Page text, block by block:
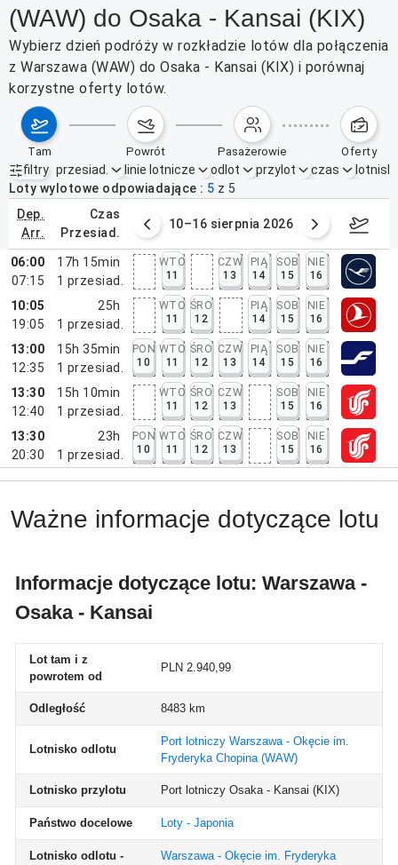
(WAW) do Osaka - Kansai (KIX)
Wybierz dzień podróży w rozkładzie lotów dla połączenia
z Warszawa (WAW) do Osaka - Kansai (KIX) i porównaj
korzystne oferty lotów.
tam powrót pasażerowie oferty
filtry
Aktywne filtry brak
przesiad. linie lotnicze odlot przylot czas
Loty wylotowe odpowiadające
5 z 5
dep.
arr.
czas
przesiad.
sierpnia 2026 10–16 sierpnia 2026
06:00
07:15
17h 15min
1 przesiad.
WTO
11
CZW
13
PIĄ
14
SOB
15
NIE
16
10:05
19:05
25h
1 przesiad.
WTO
11
ŚRO
12
PIĄ
14
SOB
15
NIE
16
13:00
12:35
15h 35min
1 przesiad.
PON
10
WTO
11
ŚRO
12
CZW
13
PIĄ
14
SOB
15
NIE
16
13:30
12:40
15h 10min
1 przesiad.
WTO
11
ŚRO
12
CZW
13
SOB
15
NIE
16
13:30
20:30
23h
1 przesiad.
PON
10
WTO
11
ŚRO
12
CZW
13
SOB
15
NIE
16
Ważne informacje dotyczące lotu
Informacje dotyczące lotu: Warszawa -
Osaka - Kansai
Lot tam i z
powrotem od
PLN 2.940,99
Odległość 8483 km
Lotnisko odlotu
Port lotniczy Warszawa - Okęcie im.
Fryderyka Chopina(WAW)
Lotnisko przylotu Port lotniczy Osaka - Kansai (KIX)
Państwo docelowe Loty - Japonia
Lotnisko odlotu -
Warszawa - Okęcie im. Fryderyka